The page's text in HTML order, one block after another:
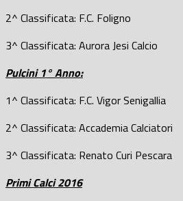
2^ Classificata: F.C. Foligno
3^ Classificata: Aurora Jesi Calcio
Pulcini 1° Anno:
1^ Classificata: F.C. Vigor Senigallia
2^ Classificata: Accademia Calciatori
3^ Classificata: Renato Curi Pescara
Primi Calci 2016